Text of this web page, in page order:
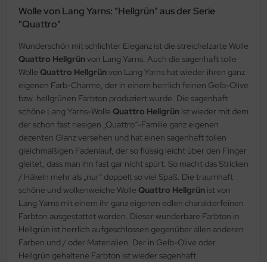
Wolle von Lang Yarns: "Hellgrün" aus der Serie
"Quattro"
Wunderschön mit schlichter Eleganz ist die streichelzarte Wolle
Quattro Hellgrünvon Lang Yarns. Auch die sagenhaft tolle
Wolle Quattro Hellgrünvon Lang Yarns hat wieder ihren ganz
eigenen Farb-Charme, der in einem herrlich feinen Gelb-Olive
bzw. hellgrünen Farbton produziert wurde. Die sagenhaft
schöne Lang Yarns-Wolle Quattro Hellgrün ist wieder mit dem
der schon fast riesigen „Quattro“-Familie ganz eigenen
dezenten Glanz versehen und hat einen sagenhaft tollen
gleichmäßigen Fadenlauf, der so flüssig leicht über den Finger
gleitet, dass man ihn fast gar nicht spürt. So macht das Stricken
/ Häkeln mehr als „nur“ doppelt so viel Spaß. Die traumhaft
schöne und wolkenweiche Wolle Quattro Hellgrün ist von
Lang Yarns mit einem ihr ganz eigenen edlen charakterfeinen
Farbton ausgestattet worden. Dieser wunderbare Farbton in
Hellgrün ist herrlich aufgeschlossen gegenüber allen anderen
Farben und / oder Materialien. Der in Gelb-Olive oder
Hellgrün gehaltene Farbton ist wieder sagenhaft